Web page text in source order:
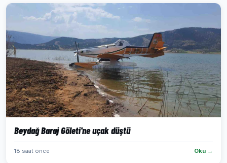
Beydağ Baraj Göleti'ne uçak düştü
18 saat önce Oku →